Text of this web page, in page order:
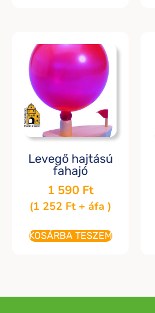
Levegő hajtású
fahajó
1 590 Ft
(1 252 Ft + áfa )
KOSÁRBA TESZEM